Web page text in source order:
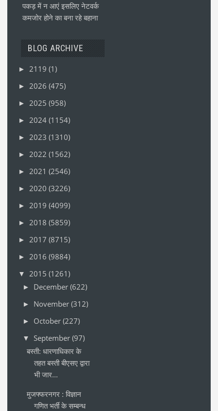
पकड़ में न आएं इसलिए नेटवर्क
कमजोर होने का बना रहे बहाना
BLOG ARCHIVE
► 2119 (1)
► 2026 (475)
► 2025 (958)
► 2024 (1154)
► 2023 (1310)
► 2022 (1562)
► 2021 (2546)
► 2020 (3226)
► 2019 (4099)
► 2018 (5859)
► 2017 (8715)
► 2016 (9884)
▼ 2015 (1261)
► December (622)
► November (312)
► October (227)
▼ September (97)
बस्ती: धारणाधिकार के
तहत बस्ती बीएसए द्वारा
भी जार...
मुजफ्फरनगर : विज्ञान
गणित भर्ती के सम्बन्ध